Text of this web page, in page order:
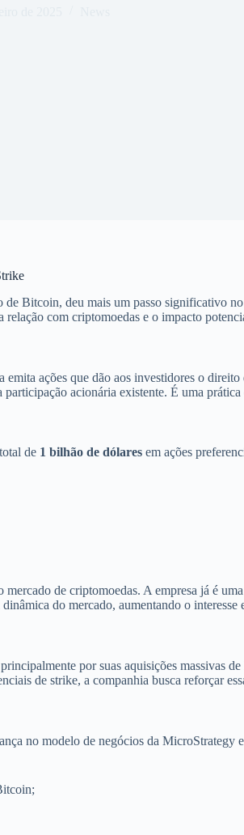
Bitcoin, deu mais um passo significativo
com criptomoedas e o impacto
ações que dão aos investidores o
acionária existente. É uma
de 1 bilhão de dólares em ações
de criptomoedas. A empresa já é
do mercado, aumentando o
por suas aquisições massivas
de strike, a companhia busca reforçar
no modelo de negócios da MicroStrategy